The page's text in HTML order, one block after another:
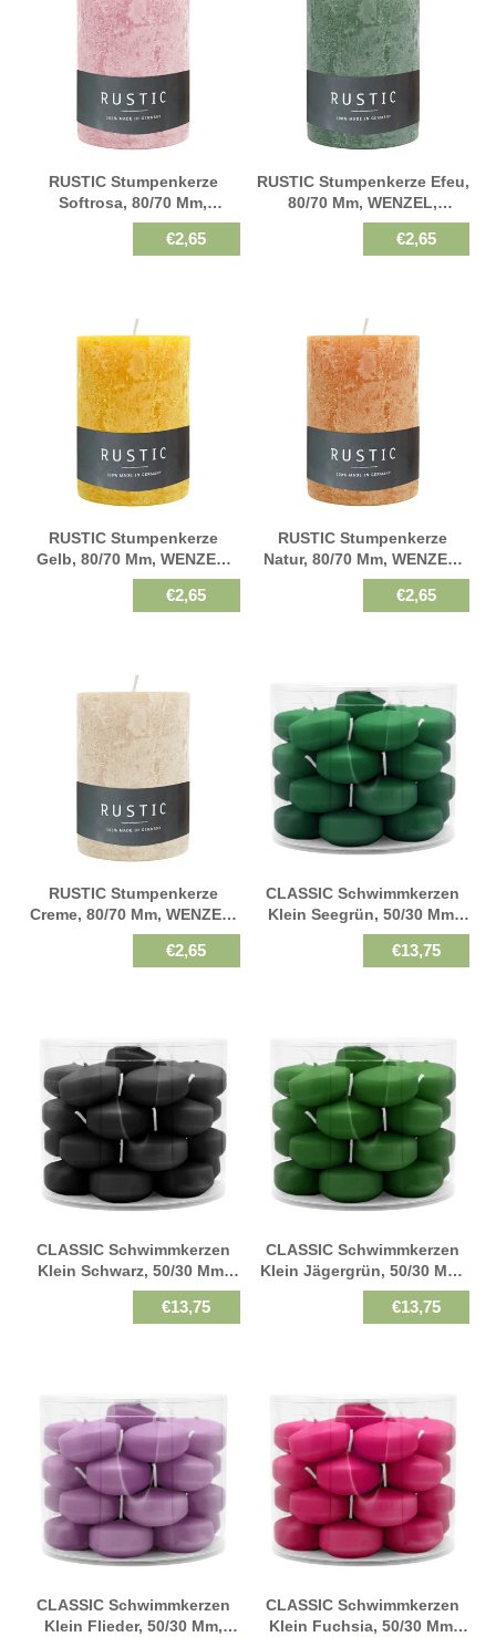
RUSTIC Stumpenkerze
Softrosa, 80/70 Mm,
WENZEL, Brenndauer 34h,
Selbstverlöschend
€2,65
RUSTIC Stumpenkerze Efeu,
80/70 Mm, WENZEL,
Brenndauer 34h,
Selbstverlöschend
€2,65
RUSTIC Stumpenkerze
Gelb, 80/70 Mm, WENZEL,
Brenndauer 34h,
Selbstverlöschend
€2,65
RUSTIC Stumpenkerze
Natur, 80/70 Mm, WENZEL,
Brenndauer 34h,
Selbstverlöschend
€2,65
RUSTIC Stumpenkerze
Creme, 80/70 Mm, WENZEL,
Brenndauer 34h,
Selbstverlöschend
€2,65
CLASSIC Schwimmkerzen
Klein Seegrün, 50/30 Mm,
WENZEL, Brenndauer 4h, 28
€13,75
CLASSIC Schwimmkerzen
Klein Schwarz, 50/30 Mm,
WENZEL, Brenndauer 4h, 28
€13,75
CLASSIC Schwimmkerzen
Klein Jägergrün, 50/30 Mm,
WENZEL, Brenndauer 4h, 28
€13,75
CLASSIC Schwimmkerzen
Klein Flieder, 50/30 Mm,
CLASSIC Schwimmkerzen
Klein Fuchsia, 50/30 Mm,